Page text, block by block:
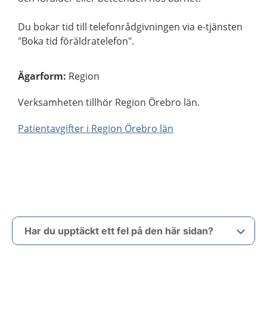
Du bokar tid till telefonrådgivningen via e-tjänsten
"Boka tid föräldratelefon".
Ägarform: Region
Verksamheten tillhör Region Örebro län.
Patientavgifter i Region Örebro län
Har du upptäckt ett fel på den här sidan?